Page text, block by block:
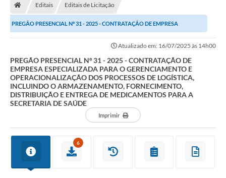
Transparência
Fale Conosco
Leis Municipais
Carta de Serviços
Galeria de Fotos
Editais Editais de Licitação
PREGÃO PRESENCIAL Nº 31 - 2025 - CONTRATAÇÃO DE EMPRESA
ESPECIALIZADA PARA O GERENCIAMENTO E...
Atualizado em: 16/07/2025 às 14h00
PREGÃO PRESENCIAL Nº 31 - 2025 - CONTRATAÇÃO DE
EMPRESA ESPECIALIZADA PARA O GERENCIAMENTO E
OPERACIONALIZAÇÃO DOS PROCESSOS DE LOGÍSTICA,
INCLUINDO O ARMAZENAMENTO, FORNECIMENTO,
DISTRIBUIÇÃO E ENTREGA DE MEDICAMENTOS PARA A
SECRETARIA DE SAÚDE
Imprimir
6